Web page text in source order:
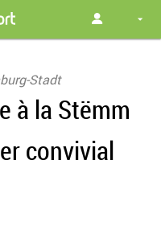
Stadt
à la Stëmm
convivial